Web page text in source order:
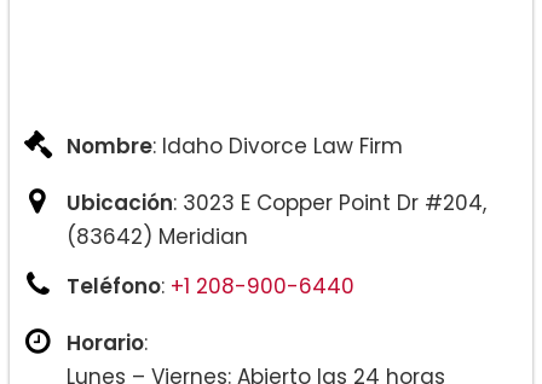
Nombre: Idaho Divorce Law Firm
Ubicación: 3023 E Copper Point Dr #204,
(83642) Meridian
Teléfono: +1 208-900-6440
Horario:
Lunes – Viernes: Abierto las 24 horas